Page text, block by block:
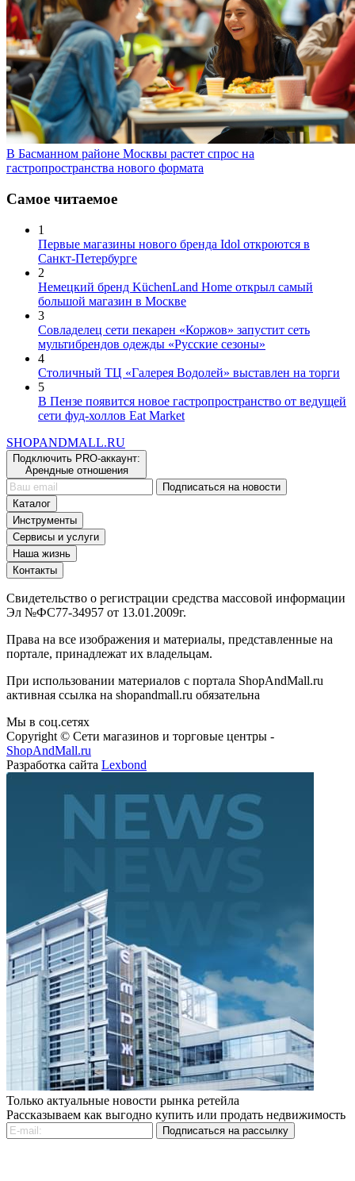
В Басманном районе Москвы растет спрос на
гастропространства нового формата
Самое читаемое
1
Первые магазины нового бренда Idol откроются в
Санкт-Петербурге
2
Немецкий бренд KüchenLand Home открыл самый
большой магазин в Москве
3
Совладелец сети пекарен «Коржов» запустит сеть
мультибрендов одежды «Русские сезоны»
4
Столичный ТЦ «Галерея Водолей» выставлен на торги
5
В Пензе появится новое гастропространство от ведущей
сети фуд-холлов Eat Market
SHOPANDMALL.RU
Подключить PRO-аккаунт:
Арендные отношения
Подписаться на новости
Каталог
Инструменты
Сервисы и услуги
Наша жизнь
Контакты
Свидетельство о регистрации средства массовой информации
Эл №ФС77-34957 от 13.01.2009г.
Права на все изображения и материалы, представленные на
портале, принадлежат их владельцам.
При использовании материалов с портала ShopAndMall.ru
активная ссылка на shopandmall.ru обязательна
Мы в соц.сетях
Copyright © Сети магазинов и торговые центры -
ShopAndMall.ru
Разработка сайтаLexbond
Только актуальные новости рынка ретейла
Рассказываем как выгодно купить или продать недвижимость